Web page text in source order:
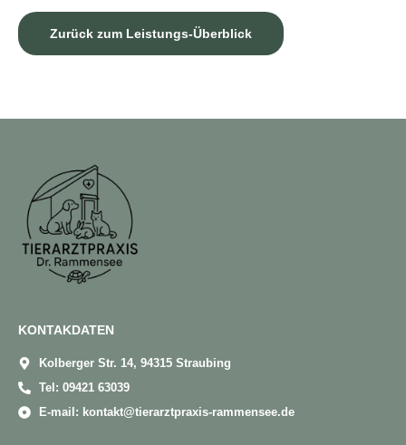
Zurück zum Leistungs-Überblick
KONTAKDATEN
Kolberger Str. 14, 94315 Straubing
Tel: 09421 63039
E-mail: kontakt@tierarztpraxis-rammensee.de